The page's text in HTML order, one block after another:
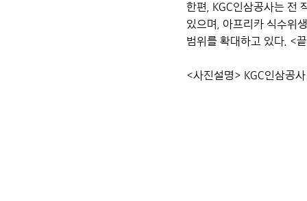
한편, KGC인삼공사는 전
있으며, 아프리카 식수위
범위를 확대하고 있다. <
<사진설명> KGC인삼공